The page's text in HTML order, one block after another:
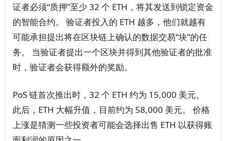
证者必须“质押”至少 32 个 ETH，将其发送到锁定资金
的智能合约。 验证者投入的 ETH 越多，他们就越有
可能承担提出将在区块链上确认的数据交易“块”的任
务。 当验证者提出一个区块并得到其他验证者的批准
时，验证者会获得额外的奖励。
PoS 链首次推出时，32 个 ETH 约为 15,000 美元。
此后，ETH 大幅升值，目前约为 58,000 美元。 价格
上涨是猜测一些投资者可能会选择出售 ETH 以获得账